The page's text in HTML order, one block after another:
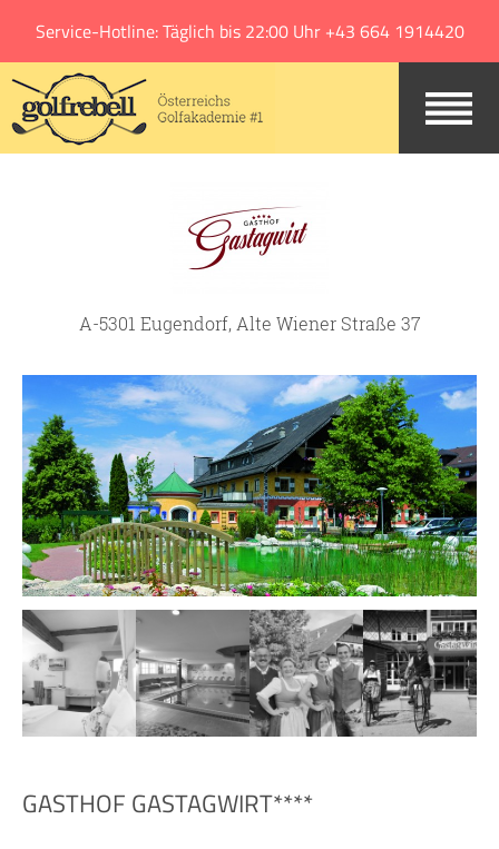
Service-Hotline: Täglich bis 22:00 Uhr +43 664 1914420
A-5301 Eugendorf, Alte Wiener Straße 37
GASTHOF GASTAGWIRT****